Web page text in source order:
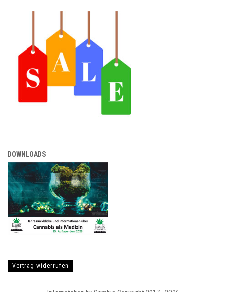
DOWNLOADS
Vertrag widerrufen